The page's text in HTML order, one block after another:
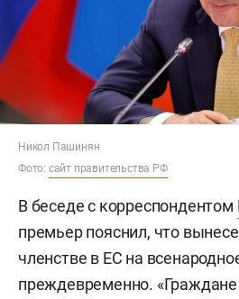
Никол Пашинян
Фото: сайт правительства РФ
В беседе с корреспондентом
премьер пояснил, что
членстве в ЕС на
преждевременно.